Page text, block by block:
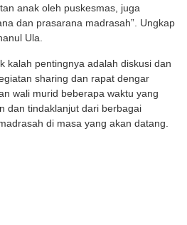
anak oleh puskesmas, juga
dan prasarana madrasah”. Ungkap
Ula.
kalah pentingnya adalah diskusi dan
sharing dan rapat dengar
wali murid beberapa waktu yang
dan tindaklanjut dari berbagai
di masa yang akan datang.